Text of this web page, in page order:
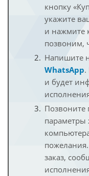
кнопку
укажите
и нажмите
позвоним,
Напишите
WhatsApp.
и будет
Позвоните
параметры
заказ,